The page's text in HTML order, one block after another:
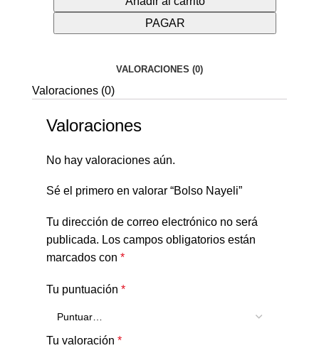
PAGAR
VALORACIONES (0)
Valoraciones (0)
Valoraciones
No hay valoraciones aún.
Sé el primero en valorar “Bolso Nayeli”
Tu dirección de correo electrónico no será
publicada. Los campos obligatorios están
marcados con *
Tu puntuación *
Tu valoración *